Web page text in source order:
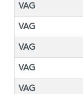
VAG
VAG
VAG
VAG
VAG